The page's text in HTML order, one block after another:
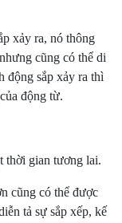
xảy ra, nó thông
cũng có thể di
động sắp xảy ra thì
động từ.
thời gian tương lai.
cũng có thể được
tả sự sắp xếp, kế